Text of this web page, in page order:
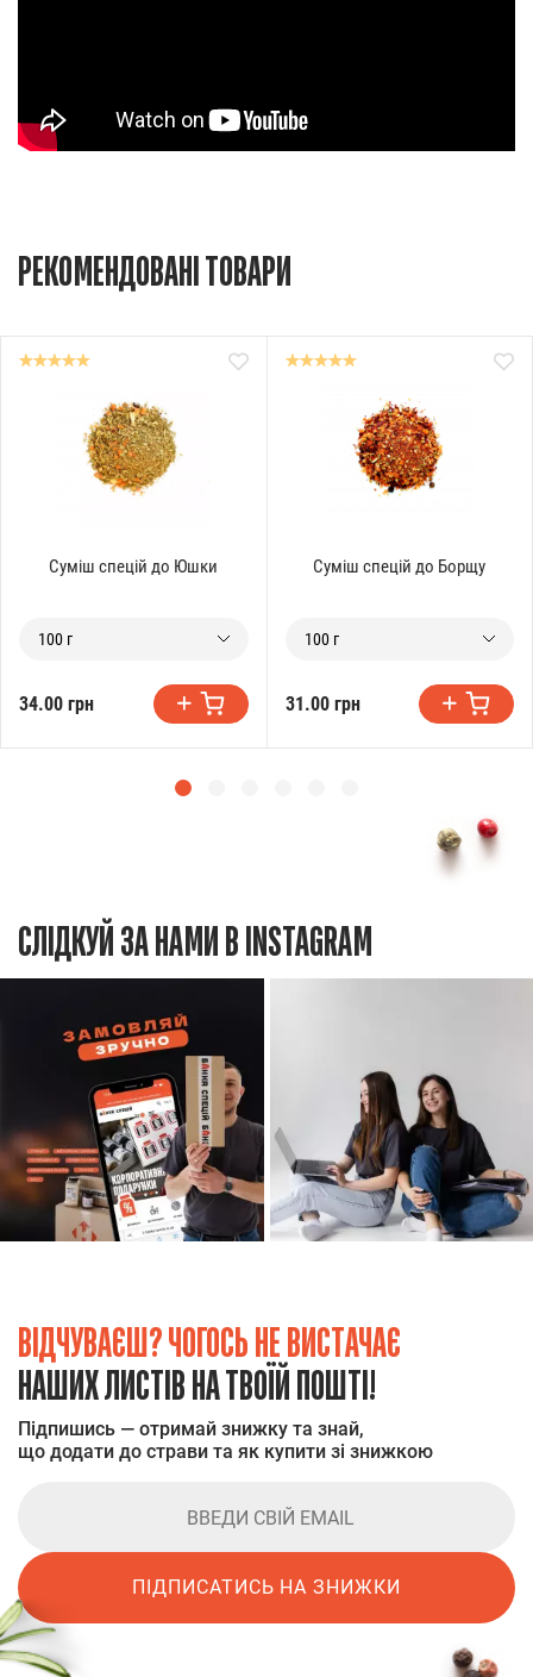
РЕКОМЕНДОВАНІ ТОВАРИ
Суміш спецій до Юшки
100 г
34.00 грн
Суміш спецій до Борщу
100 г
31.00 грн
СЛІДКУЙ ЗА НАМИ В INSTAGRAM
ВІДЧУВАЄШ? ЧОГОСЬ НЕ ВИСТАЧАЄ
НАШИХ ЛИСТІВ НА ТВОЇЙ ПОШТІ!
Підпишись — отримай знижку та знай,
що додати до страви та як купити зі знижкою
ПІДПИСАТИСЬ НА ЗНИЖКИ